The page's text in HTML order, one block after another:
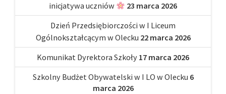
inicjatywa uczniów
23 marca 2026
Dzień Przedsiębiorczości w I Liceum
Ogólnokształcącym w Olecku 22 marca 2026
Komunikat Dyrektora Szkoły 17 marca 2026
Szkolny Budżet Obywatelski w I LO w Olecku 6
marca 2026